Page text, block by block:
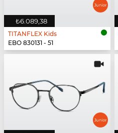
₺6.089,38
TITANFLEX Kids
EBO 830131 - 51